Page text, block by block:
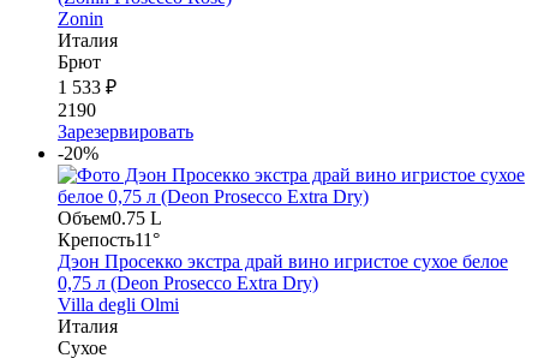
Zonin
Италия
Брют
1 533 ₽
2190
Зарезервировать
-20%
Объем0.75 L
Крепость11°
Дэон Просекко экстра драй вино игристое сухое белое
0,75 л (Deon Prosecco Extra Dry)
Villa degli Olmi
Италия
Сухое